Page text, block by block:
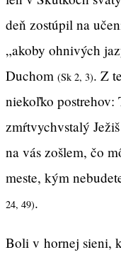
deň zostúpil na
„akoby ohnivých
Duchom (Sk 2, 3). Z
niekoľko
zmŕtvychvstalý
na vás zošlem, čo
meste, kým
24, 49).
Boli v hornej sieni,